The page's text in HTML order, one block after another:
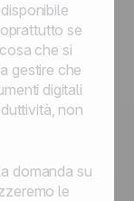
se
che si
gestire che
digitali
non
domanda su
le